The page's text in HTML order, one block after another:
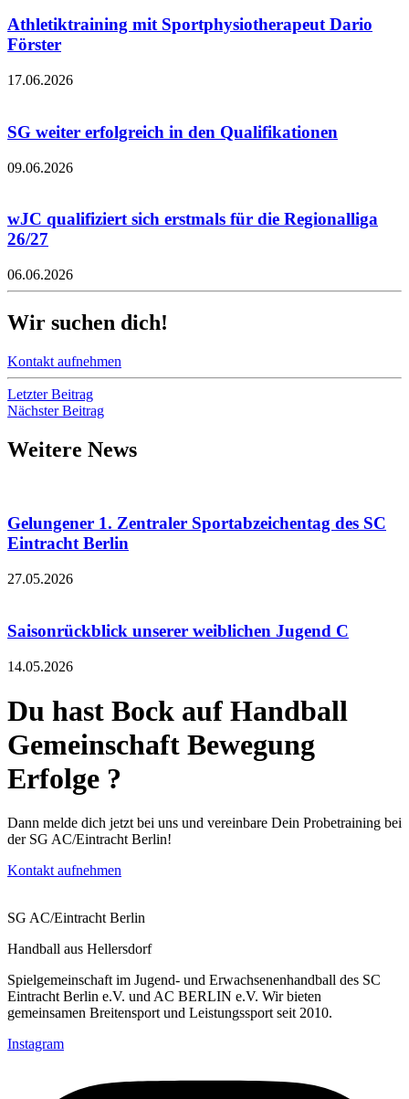
Athletiktraining mit Sportphysiotherapeut Dario
Förster
17.06.2026
SG weiter erfolgreich in den Qualifikationen
09.06.2026
wJC qualifiziert sich erstmals für die Regionalliga
26/27
06.06.2026
Wir suchen dich!
Kontakt aufnehmen
Letzter Beitrag
Nächster Beitrag
Weitere News
Gelungener 1. Zentraler Sportabzeichentag des SC
Eintracht Berlin
27.05.2026
Saisonrückblick unserer weiblichen Jugend C
14.05.2026
Du hast Bock auf Handball
Gemeinschaft Bewegung
Erfolge ?
Dann melde dich jetzt bei uns und vereinbare Dein Probetraining bei
der SG AC/Eintracht Berlin!
Kontakt aufnehmen
SG AC/Eintracht Berlin
Handball aus Hellersdorf
Spielgemeinschaft im Jugend- und Erwachsenenhandball des SC
Eintracht Berlin e.V. und AC BERLIN e.V. Wir bieten
gemeinsamen Breitensport und Leistungssport seit 2010.
Instagram